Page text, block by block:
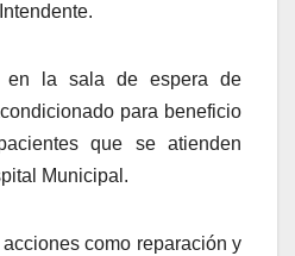
en la sala de espera de
para beneficio
que se atienden
Municipal.
como reparación y